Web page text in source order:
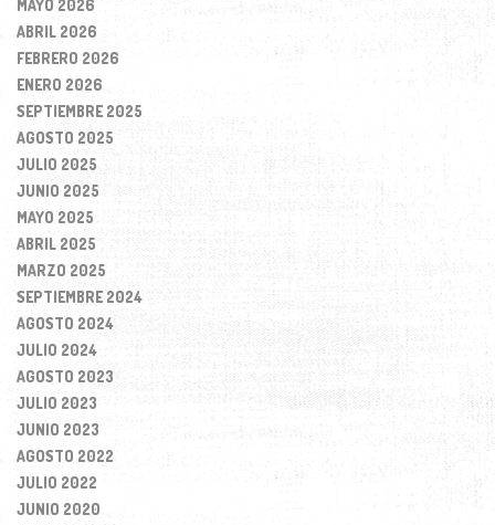
MAYO 2026
ABRIL 2026
FEBRERO 2026
ENERO 2026
SEPTIEMBRE 2025
AGOSTO 2025
JULIO 2025
JUNIO 2025
MAYO 2025
ABRIL 2025
MARZO 2025
SEPTIEMBRE 2024
AGOSTO 2024
JULIO 2024
AGOSTO 2023
JULIO 2023
JUNIO 2023
AGOSTO 2022
JULIO 2022
JUNIO 2020